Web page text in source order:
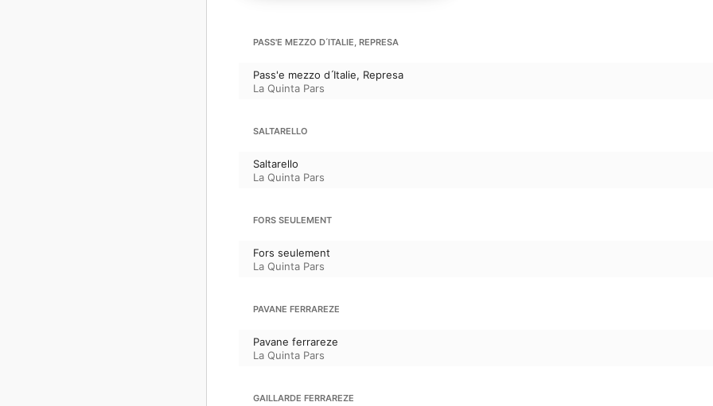
PASS'E MEZZO D ́ITALIE, REPRESA
Pass'e mezzo d ́Italie, Represa
La Quinta Pars
SALTARELLO
Saltarello
La Quinta Pars
FORS SEULEMENT
Fors seulement
La Quinta Pars
PAVANE FERRAREZE
Pavane ferrareze
La Quinta Pars
GAILLARDE FERRAREZE